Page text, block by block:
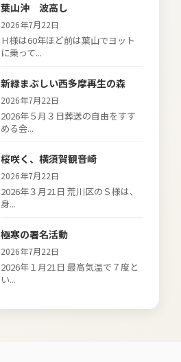
葉山沖 波高し
2026年7月22日
Ｈ様は60年ほど前は葉山でヨット
に乗って...
新緑まぶしい西多摩再生の森
2026年7月22日
2026年５月３日葬送の自由をすす
める会...
桜咲く、横須賀観音崎
2026年7月22日
2026年３月21日 荒川区のＳ様は、
身...
極寒の署名活動
2026年7月22日
2026年１月21日 最高気温で７度と
い...